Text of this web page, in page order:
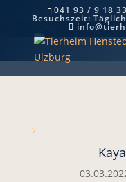
041 93 / 9 18
Besuchszeit:
Kaya –
7